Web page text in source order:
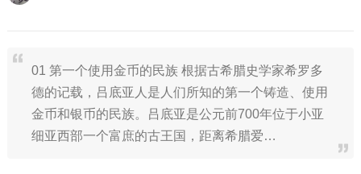
01 第一个使用金币的民族 根据古希腊史学家希罗多
德的记载，吕底亚人是人们所知的第一个铸造、使用
金币和银币的民族。吕底亚是公元前700年位于小亚
细亚西部一个富庶的古王国，距离希腊爱…